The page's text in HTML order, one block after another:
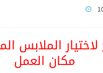
لاختيار الملابس
مكان العمل